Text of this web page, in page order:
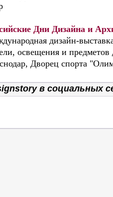
Дни Дизайна и
дизайн-
освещения и предметов
Дворец спорта
в социальных